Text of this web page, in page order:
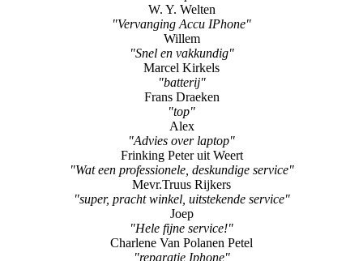
"service"
Sniekers uit Heel
"Top"
W. Y. Welten
"Vervanging Accu IPhone"
Willem
"Snel en vakkundig"
Marcel Kirkels
"batterij"
Frans Draeken
"top"
Alex
"Advies over laptop"
Frinking Peter uit Weert
"Wat een professionele, deskundige service"
Mevr.Truus Rijkers
"super, pracht winkel, uitstekende service"